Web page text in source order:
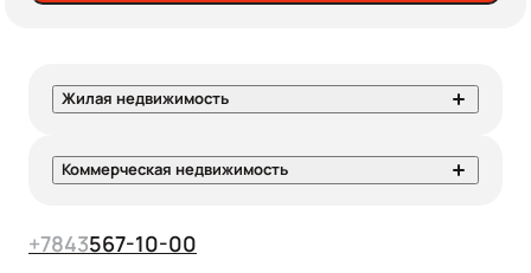
Жилая недвижимость
Коммерческая недвижимость
+7843567-10-00